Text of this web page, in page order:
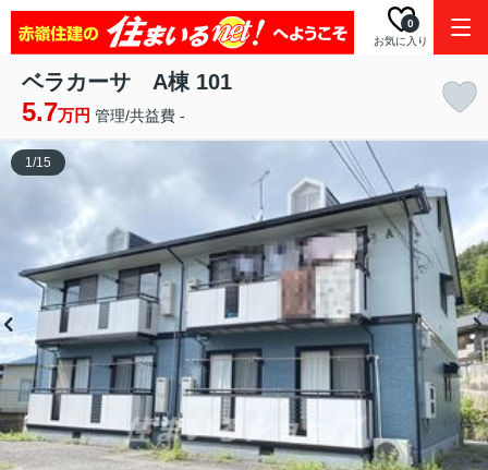
お気に入り
0
ベラカーサ A棟 101
5.7万円 管理/共益費 -
1/15